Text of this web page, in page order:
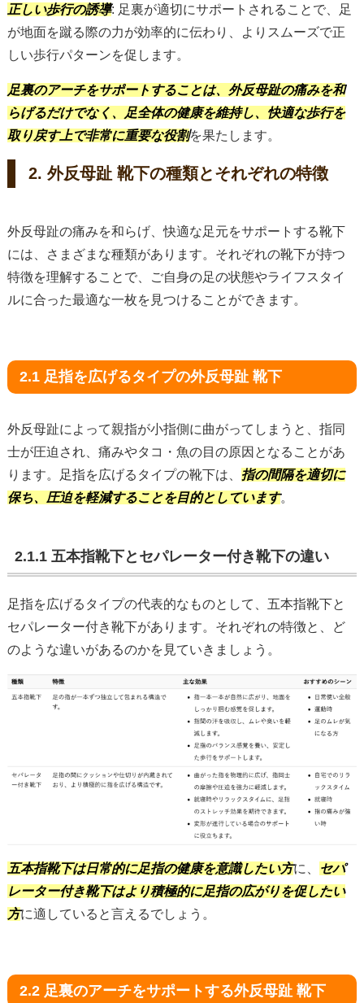
正しい歩行の誘導: 足裏が適切にサポートされることで、足
が地面を蹴る際の力が効率的に伝わり、よりスムーズで正
しい歩行パターンを促します。
足裏のアーチをサポートすることは、外反母趾の痛みを和
らげるだけでなく、足全体の健康を維持し、快適な歩行を
取り戻す上で非常に重要な役割を果たします。
2. 外反母趾 靴下の種類とそれぞれの特徴
外反母趾の痛みを和らげ、快適な足元をサポートする靴下
には、さまざまな種類があります。それぞれの靴下が持つ
特徴を理解することで、ご自身の足の状態やライフスタイ
ルに合った最適な一枚を見つけることができます。
2.1 足指を広げるタイプの外反母趾 靴下
外反母趾によって親指が小指側に曲がってしまうと、指同
士が圧迫され、痛みやタコ・魚の目の原因となることがあ
ります。足指を広げるタイプの靴下は、 指の間隔を適切に
保ち、圧迫を軽減することを目的としています。
2.1.1 五本指靴下とセパレーター付き靴下の違い
足指を広げるタイプの代表的なものとして、五本指靴下と
セパレーター付き靴下があります。それぞれの特徴と、ど
のような違いがあるのかを見ていきましょう。
五本指靴下は日常的に足指の健康を意識したい方に、
セパ
レーター付き靴下はより積極的に足指の広がりを促したい
方に適していると言えるでしょう。
2.2 足裏のアーチをサポートする外反母趾 靴下